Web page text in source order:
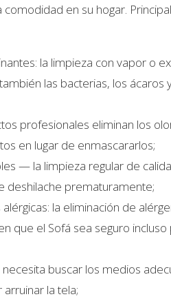
en su hogar.
la limpieza con vapor o
las bacterias, los ácaros
profesionales eliminan los
en lugar de enmascararlos;
— la limpieza regular de
deshilache prematuramente;
la eliminación de
que el Sofá sea seguro incluso
buscar los medios
la tela;